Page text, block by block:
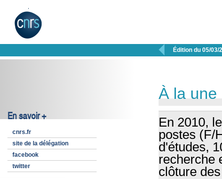
 Édition du 05/03/
En savoir +
cnrs.fr
site de la délégation
facebook
twitter
À la une
En 2010,
postes (F/
d'études,
recherche
clôture